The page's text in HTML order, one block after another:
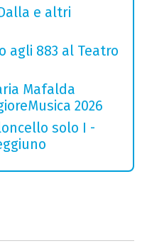
e altri
agli 883 al Teatro
Mafalda
2026
solo I -